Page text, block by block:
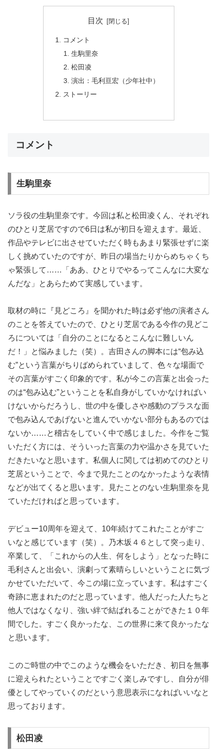
目次
コメント
生駒里奈
松田凌
演出：毛利亘宏（少年社中）
ストーリー
コメント
生駒里奈
ソラ役の生駒里奈です。今回は私と松田凌くん、それぞれ
のひとり芝居ですので6日は私が初日を迎えます。最近、
作品やテレビに出させていただく時もあまり緊張せずに楽
しく挑めていたのですが、昨日の場当たりからめちゃくち
ゃ緊張して……「ああ、ひとりでやるってこんなに大変な
んだな」とあらためて実感しています。
取材の時に『見どころ』を聞かれた時は必ず他の演者さん
のことを答えていたので、ひとり芝居である今作の見どこ
ろについては「自分のことになるとこんなに難しいん
だ！」と悩みました（笑）。吉田さんの脚本には“包み込
む”という言葉がちりばめられていまして、色々な場面で
その言葉がすごく印象的です。私が今この言葉と出会った
のは“包み込む”ということを私自身がしていかなければい
けないからだろうし、世の中を優しさや感動のプラスな面
で包み込んであげないと進んでいかない部分もあるのでは
ないか……と稽古をしていく中で感じました。今作をご覧
いただく方には、そういった言葉の力や温かさを見ていた
だきたいなと思います。私個人に関しては初めてのひとり
芝居ということで、今まで見たことのなかったような表情
などが出てくると思います。見たことのない生駒里奈を見
ていただければと思っています。
デビュー10周年を迎えて、10年続けてこれたことがすご
いなと感じています（笑）。乃木坂４６として突っ走り、
卒業して、「これからの人生、何をしよう」となった時に
毛利さんと出会い、演劇って素晴らしいということに気づ
かせていただいて、今この場に立っています。私はすごく
奇跡に恵まれたのだと思っています。他人だった人たちと
他人ではなくなり、強い絆で結ばれることができた１０年
間でした。すごく良かったな、この世界に来て良かったな
と思います。
このご時世の中でこのような機会をいただき、初日を無事
に迎えられたということですごく楽しみですし、自分が俳
優としてやっていくのだという意思表示になればいいなと
思っております。
松田凌